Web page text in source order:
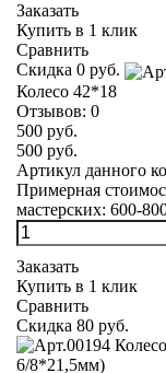
Заказать
Купить в 1 клик
Сравнить
Скидка 0 руб.
Колесо 42*18
Отзывов: 0
500 руб.
500 руб.
Артикул данного
Примерная
мастерских: 600-
Заказать
Купить в 1 клик
Сравнить
Скидка 80 руб.